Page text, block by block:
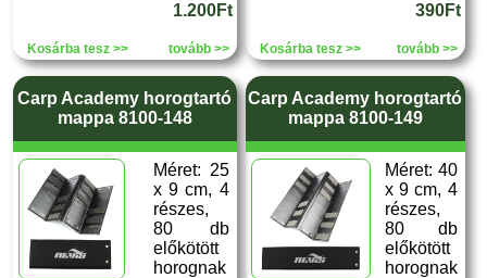
1.200Ft
Kosárba tesz >> tovább >>
390Ft
Kosárba tesz >> tovább >>
Carp Academy horogtartó
mappa 8100-148
Méret: 25
x 9 cm, 4
részes,
80 db
előkötött
horognak
Carp Academy horogtartó
mappa 8100-149
Méret: 40
x 9 cm, 4
részes,
80 db
előkötött
horognak